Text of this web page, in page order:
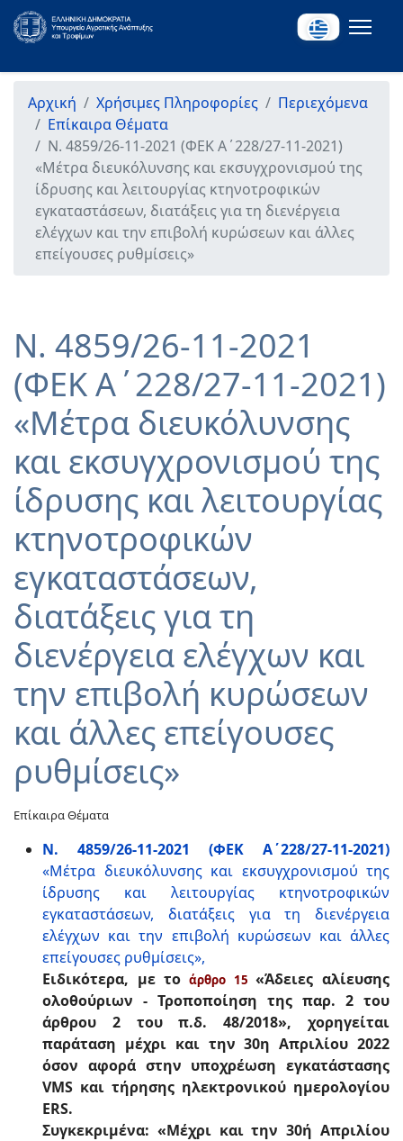
Αρχική Χρήσιμες Πληροφορίες
Περιεχόμενα
Επίκαιρα Θέματα
Ν. 4859/26-11-2021 (ΦΕΚ Α΄228/27-11-2021)
«Μέτρα διευκόλυνσης και εκσυγχρονισμού της
ίδρυσης και λειτουργίας κτηνοτροφικών
εγκαταστάσεων, διατάξεις για τη διενέργεια
ελέγχων και την επιβολή κυρώσεων και άλλες
επείγουσες ρυθμίσεις»
Ν. 4859/26-11-2021
(ΦΕΚ Α΄228/27-11-2021)
«Μέτρα διευκόλυνσης
και εκσυγχρονισμού της
ίδρυσης και λειτουργίας
κτηνοτροφικών
εγκαταστάσεων,
διατάξεις για τη
διενέργεια ελέγχων και
την επιβολή κυρώσεων
και άλλες επείγουσες
ρυθμίσεις»
Επίκαιρα Θέματα
Ν. 4859/26-11-2021 (ΦΕΚ Α΄228/27-11-2021)
«Μέτρα διευκόλυνσης και εκσυγχρονισμού της
ίδρυσης και λειτουργίας κτηνοτροφικών
εγκαταστάσεων, διατάξεις για τη διενέργεια
ελέγχων και την επιβολή κυρώσεων και άλλες
επείγουσες ρυθμίσεις»,
Ειδικότερα, με το άρθρο 15 «Άδειες αλίευσης
ολοθούριων - Τροποποίηση της παρ. 2 του
άρθρου 2 του π.δ. 48/2018», χορηγείται
παράταση μέχρι και την 30η Απριλίου 2022
όσον αφορά στην υποχρέωση εγκατάστασης
VMS και τήρησης ηλεκτρονικού ημερολογίου
ERS.
Συγκεκριμένα: «Μέχρι και την 30ή Απριλίου